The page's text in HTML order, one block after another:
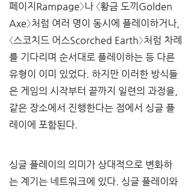
페이지Rampage〉나 〈황금 도끼Golden
Axe〉처럼 여러 명이 동시에 플레이하거나,
〈스코치드 어스Scorched Earth〉처럼 차례
를 기다리며 순서대로 플레이하는 등 다른
유형이 이미 있었다. 하지만 이러한 방식들
은 게임의 시작부터 끝까지 일련의 과정을,
같은 장소에서 진행한다는 점에서 싱글 플
레이에 포함된다.
싱글 플레이의 의미가 상대적으로 변화하
는 계기는 네트워크에 있다. 싱글 플레이와